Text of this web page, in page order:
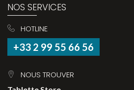
NOS SERVICES
HOTLINE
+33 2 99 55 66 56
NOUS TROUVER